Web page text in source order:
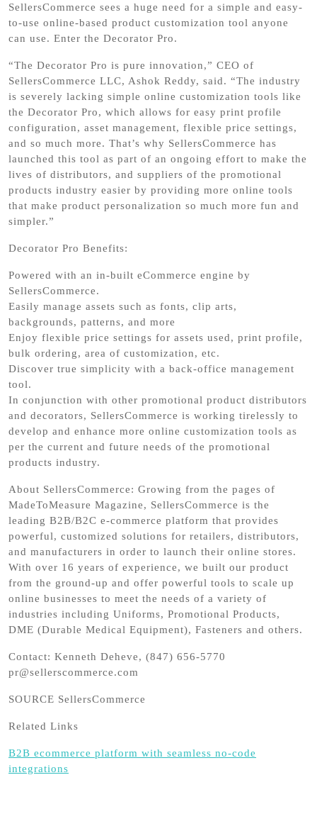
SellersCommerce sees a huge need for a simple and easy-
to-use online-based product customization tool anyone
can use. Enter the Decorator Pro.
“The Decorator Pro is pure innovation,” CEO of
SellersCommerce LLC, Ashok Reddy, said. “The industry
is severely lacking simple online customization tools like
the Decorator Pro, which allows for easy print profile
configuration, asset management, flexible price settings,
and so much more. That’s why SellersCommerce has
launched this tool as part of an ongoing effort to make the
lives of distributors, and suppliers of the promotional
products industry easier by providing more online tools
that make product personalization so much more fun and
simpler.”
Decorator Pro Benefits:
Powered with an in-built eCommerce engine by
SellersCommerce.
Easily manage assets such as fonts, clip arts,
backgrounds, patterns, and more
Enjoy flexible price settings for assets used, print profile,
bulk ordering, area of customization, etc.
Discover true simplicity with a back-office management
tool.
In conjunction with other promotional product distributors
and decorators, SellersCommerce is working tirelessly to
develop and enhance more online customization tools as
per the current and future needs of the promotional
products industry.
About SellersCommerce: Growing from the pages of
MadeToMeasure Magazine, SellersCommerce is the
leading B2B/B2C e-commerce platform that provides
powerful, customized solutions for retailers, distributors,
and manufacturers in order to launch their online stores.
With over 16 years of experience, we built our product
from the ground-up and offer powerful tools to scale up
online businesses to meet the needs of a variety of
industries including Uniforms, Promotional Products,
DME (Durable Medical Equipment), Fasteners and others.
Contact: Kenneth Deheve, (847) 656-5770
pr@sellerscommerce.com
SOURCE SellersCommerce
Related Links
B2B ecommerce platform with seamless no-code
integrations